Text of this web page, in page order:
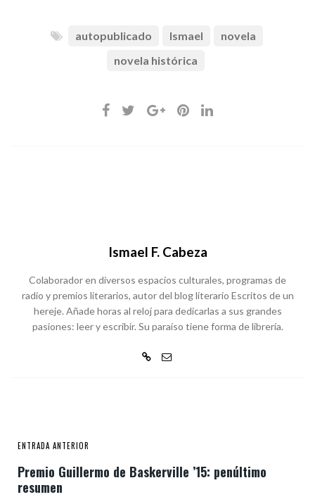
autopublicado Ismael
novela
novela histórica
Ismael F. Cabeza
Colaborador en diversos espacios culturales, programas de
radio y premios literarios, autor del blog literario Escritos de un
hereje. Añade horas al reloj para dedicarlas a sus grandes
pasiones: leer y escribir. Su paraíso tiene forma de librería.
ENTRADA ANTERIOR
Premio Guillermo de Baskerville ’15: penúltimo
resumen